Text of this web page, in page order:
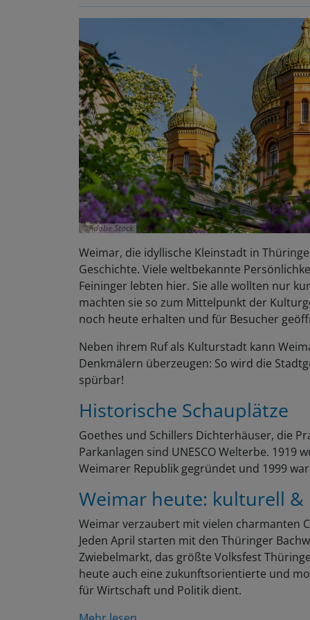
Adobe Stock
Weimar, die idyllische Kleinstadt in
Geschichte. Viele weltbekannte
Feininger lebten hier. Sie alle wollten nur
machten sie so zum Mittelpunkt der
noch heute erhalten und für Besucher
Neben ihrem Ruf als Kulturstadt kann
Denkmälern überzeugen: So wird die
spürbar!
Historische Schauplätze
Goethes und Schillers Dichterhäuser, die
Parkanlagen sind UNESCO Welterbe.
Weimarer Republik gegründet und 1999
Weimar heute: kulturell &
Weimar verzaubert mit vielen charmanten
Jeden April starten mit den Thüringer
Zwiebelmarkt, das größte Volksfest
heute auch eine zukunftsorientierte und
für Wirtschaft und Politik dient.